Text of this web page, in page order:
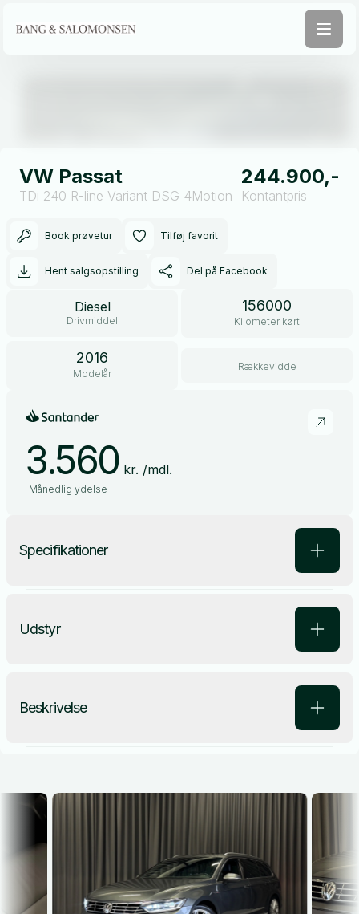
VW Passat
TDi 240 R-line Variant DSG 4Motion
244.900,-
Kontantpris
Book prøvetur Tilføj favorit
Hent salgsopstilling Del på Facebook
Diesel
Drivmiddel
156000
Kilometer kørt
2016
Modelår
Rækkevidde
3.560 kr. /mdl.
Månedlig ydelse
Specifikationer
Udstyr
Beskrivelse